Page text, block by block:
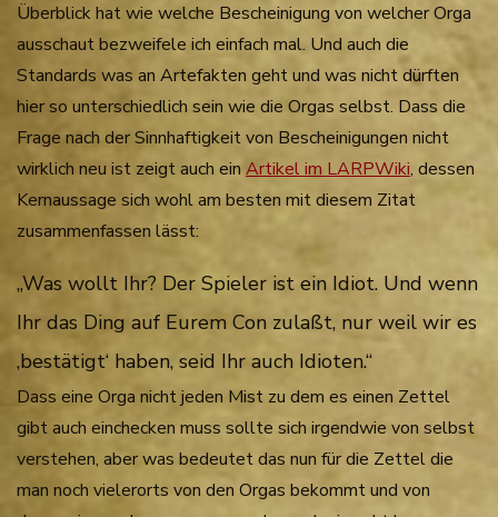
Überblick hat wie welche Bescheinigung von welcher Orga
ausschaut bezweifele ich einfach mal. Und auch die
Standards was an Artefakten geht und was nicht dürften
hier so unterschiedlich sein wie die Orgas selbst. Dass die
Frage nach der Sinnhaftigkeit von Bescheinigungen nicht
wirklich neu ist zeigt auch ein Artikel im LARPWiki, dessen
Kernaussage sich wohl am besten mit diesem Zitat
zusammenfassen lässt:
„Was wollt Ihr? Der Spieler ist ein Idiot. Und wenn
Ihr das Ding auf Eurem Con zulaßt, nur weil wir es
‚bestätigt‘ haben, seid Ihr auch Idioten.“
Dass eine Orga nicht jeden Mist zu dem es einen Zettel
gibt auch einchecken muss sollte sich irgendwie von selbst
verstehen, aber was bedeutet das nun für die Zettel die
man noch vielerorts von den Orgas bekommt und von